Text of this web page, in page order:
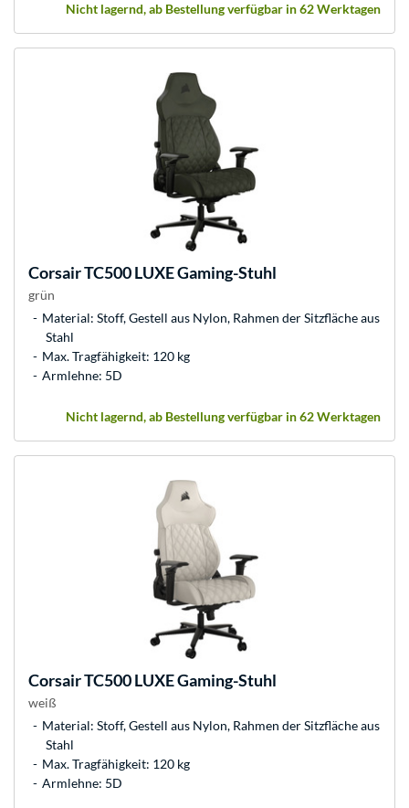
Nicht lagernd, ab Bestellung verfügbar in 62 Werktagen
CorsairTC500 LUXE Gaming-Stuhl
grün
Material: Stoff, Gestell aus Nylon, Rahmen der Sitzfläche aus
Stahl
Max. Tragfähigkeit: 120 kg
Armlehne: 5D
Nicht lagernd, ab Bestellung verfügbar in 62 Werktagen
CorsairTC500 LUXE Gaming-Stuhl
weiß
Material: Stoff, Gestell aus Nylon, Rahmen der Sitzfläche aus
Stahl
Max. Tragfähigkeit: 120 kg
Armlehne: 5D